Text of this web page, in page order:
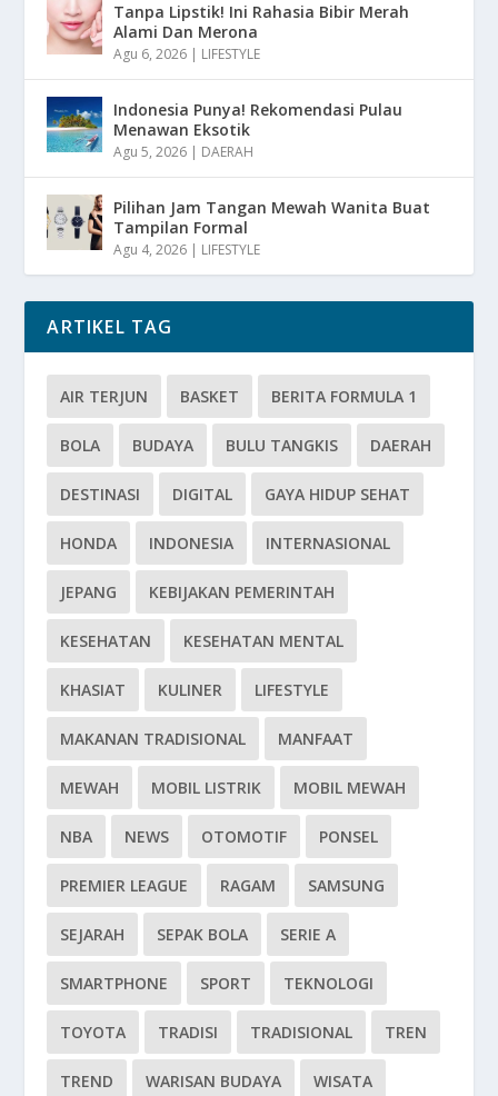
Tanpa Lipstik! Ini Rahasia Bibir Merah
Alami Dan Merona
Agu 6, 2026 | LIFESTYLE
Indonesia Punya! Rekomendasi Pulau
Menawan Eksotik
Agu 5, 2026 | DAERAH
Pilihan Jam Tangan Mewah Wanita Buat
Tampilan Formal
Agu 4, 2026 | LIFESTYLE
ARTIKEL TAG
AIR TERJUN BASKET BERITA FORMULA 1
BOLA BUDAYA BULU TANGKIS DAERAH
DESTINASI DIGITAL GAYA HIDUP SEHAT
HONDA INDONESIA INTERNASIONAL
JEPANG KEBIJAKAN PEMERINTAH
KESEHATAN KESEHATAN MENTAL
KHASIAT KULINER LIFESTYLE
MAKANAN TRADISIONAL MANFAAT
MEWAH MOBIL LISTRIK MOBIL MEWAH
NBA NEWS OTOMOTIF PONSEL
PREMIER LEAGUE RAGAM SAMSUNG
SEJARAH SEPAK BOLA SERIE A
SMARTPHONE SPORT TEKNOLOGI
TOYOTA TRADISI TRADISIONAL TREN
TREND WARISAN BUDAYA WISATA